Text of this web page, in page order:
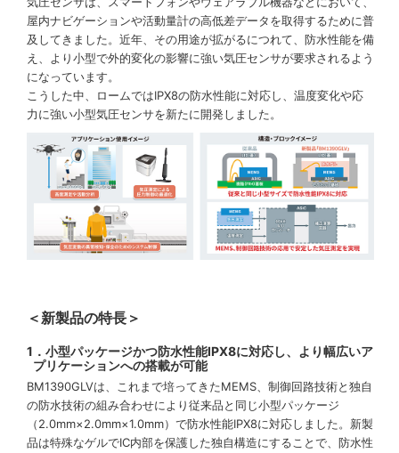
屋内ナビゲーションや活動量計の高低差データを取得するために普
及してきました。近年、その用途が拡がるにつれて、防水性能を備
え、より小型で外的変化の影響に強い気圧センサが要求されるよう
になっています。
こうした中、ロームではIPX8の防水性能に対応し、温度変化や応
力に強い小型気圧センサを新たに開発しました。
＜新製品の特長＞
1．小型パッケージかつ防水性能IPX8に対応し、より幅広いア
プリケーションへの搭載が可能
BM1390GLVは、これまで培ってきたMEMS、制御回路技術と独自
の防水技術の組み合わせにより従来品と同じ小型パッケージ
（2.0mm×2.0mm×1.0mm）で防水性能IPX8に対応しました。新製
品は特殊なゲルでIC内部を保護した独自構造にすることで、防水性